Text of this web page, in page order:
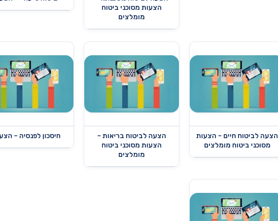
הצעות מסוכני ביטוח
מומלצים
הצעה לביטוח חיים – הצעות
מסוכני ביטוח מומלצים
הצעה לביטוח בריאות –
הצעות מסוכני ביטוח
מומלצים
חיסכון לפנסיה –